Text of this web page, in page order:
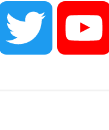
Snapchat Twitter
ब्यूटीफुल आइज़’ एवं ‘मिस
आयोजन
August 5, 2026